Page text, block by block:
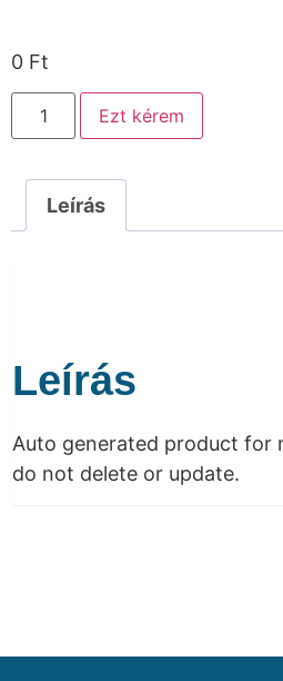
0 Ft
Ezt kérem
Leírás
Leírás
Auto generated product for
do not delete or update.